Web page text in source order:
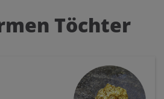
A Töchter